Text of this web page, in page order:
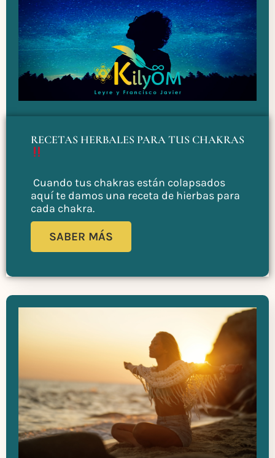
RECETAS HERBALES PARA TUS CHAKRAS
Cuando tus chakras están colapsados
aquí te damos una receta de hierbas para
cada chakra.
SABER MÁS